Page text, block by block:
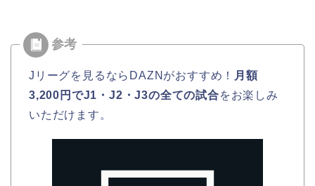
Jリーグを見るならDAZNがおすすめ！
月額
3,200円でJ1・J2・J3の全ての試合をお楽しみ
いただけます。